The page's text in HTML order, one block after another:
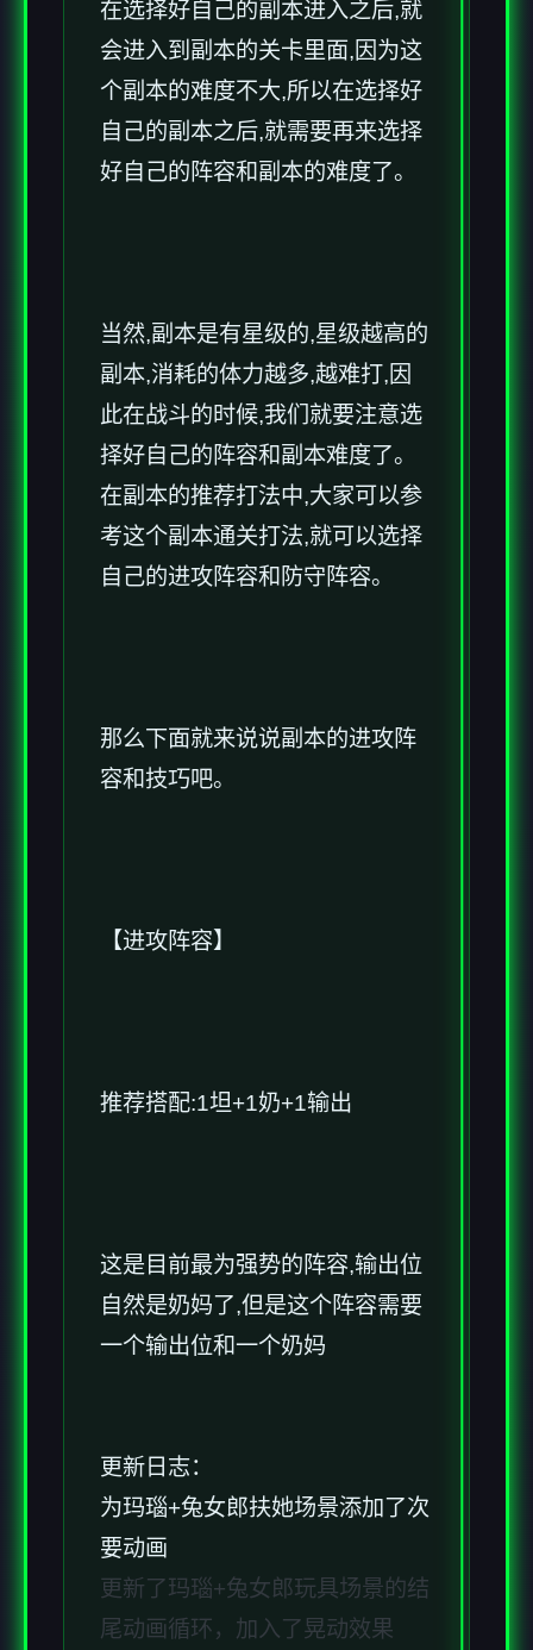
在选择好自己的副本进入之后,就
会进入到副本的关卡里面,因为这
个副本的难度不大,所以在选择好
自己的副本之后,就需要再来选择
好自己的阵容和副本的难度了。
当然,副本是有星级的,星级越高的
副本,消耗的体力越多,越难打,因
此在战斗的时候,我们就要注意选
择好自己的阵容和副本难度了。
在副本的推荐打法中,大家可以参
考这个副本通关打法,就可以选择
自己的进攻阵容和防守阵容。
那么下面就来说说副本的进攻阵
容和技巧吧。
【进攻阵容】
推荐搭配:1坦+1奶+1输出
这是目前最为强势的阵容,输出位
自然是奶妈了,但是这个阵容需要
一个输出位和一个奶妈
更新日志：
为玛瑙+兔女郎扶她场景添加了次
要动画
更新了玛瑙+兔女郎玩具场景的结
尾动画循环，加入了晃动效果